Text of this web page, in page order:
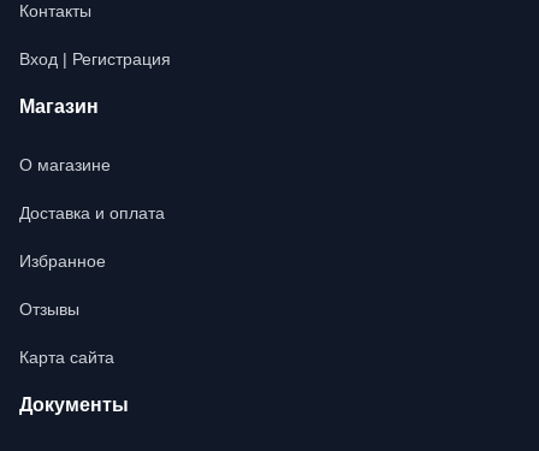
Контакты
Вход | Регистрация
Магазин
О магазине
Доставка и оплата
Избранное
Отзывы
Карта сайта
Документы